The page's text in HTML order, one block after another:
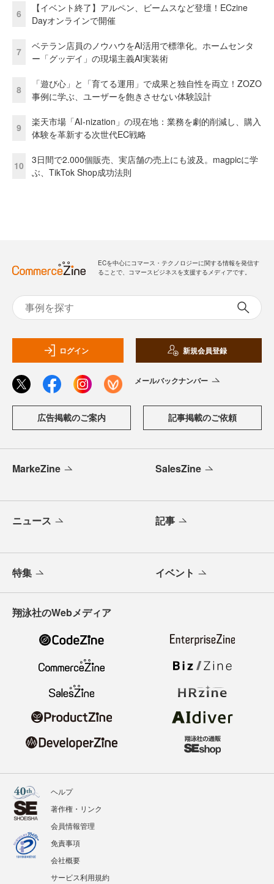
6
【イベント終了】アルペン、ビームスなど登壇！ECzine
Dayオンラインで開催
7
ベテラン店員のノウハウをAI活用で標準化。ホームセンタ
ー「グッデイ」の現場主義AI実装術
8
「遊び心」と「育てる運用」で成果と独自性を両立！ZOZO
事例に学ぶ、ユーザーを飽きさせない体験設計
9
楽天市場「AI-nization」の現在地：業務を劇的削減し、購入
体験を革新する次世代EC戦略
10
3日間で2.000個販売、実店舗の売上にも波及。magpicに学
ぶ、TikTok Shop成功法則
ECを中心にコマース・テクノロジーに関する情報を発信す
ることで、コマースビジネスを支援するメディアです。
ログイン 新規会員登録
メールバックナンバー
広告掲載のご案内 記事掲載のご依頼
MarkeZine SalesZine
ニュース 記事
特集 イベント
翔泳社のWebメディア
ヘルプ
著作権・リンク
会員情報管理
免責事項
会社概要
サービス利用規約